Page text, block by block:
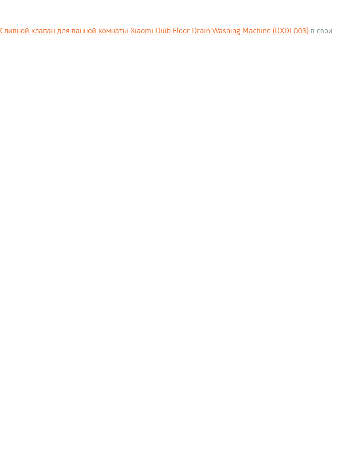
Сливной клапан для ванной комнаты Xiaomi Diiib Floor Drain Washing Machine (DXDL003) в свои